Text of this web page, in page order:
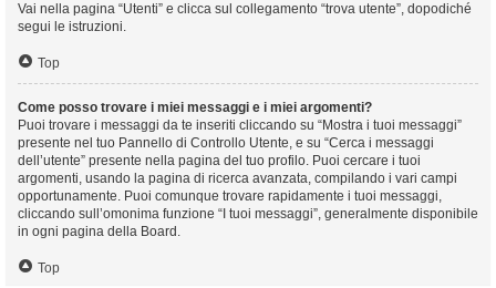
Vai nella pagina “Utenti” e clicca sul collegamento “trova utente”, dopodiché
segui le istruzioni.
Top
Come posso trovare i miei messaggi e i miei argomenti?
Puoi trovare i messaggi da te inseriti cliccando su “Mostra i tuoi messaggi”
presente nel tuo Pannello di Controllo Utente, e su “Cerca i messaggi
dell’utente” presente nella pagina del tuo profilo. Puoi cercare i tuoi
argomenti, usando la pagina di ricerca avanzata, compilando i vari campi
opportunamente. Puoi comunque trovare rapidamente i tuoi messaggi,
cliccando sull’omonima funzione “I tuoi messaggi”, generalmente disponibile
in ogni pagina della Board.
Top